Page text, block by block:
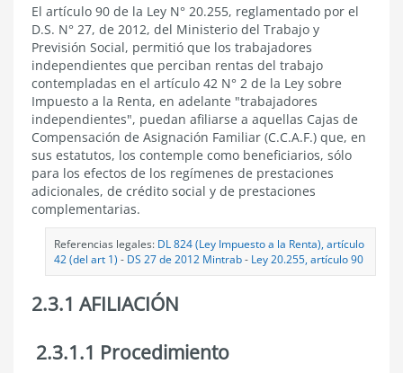
2.3
TÍTULO
III.
AFILIACIÓN
DE
TRABAJADORES
INDEPENDIENTES
El artículo 90 de la Ley N° 20.255, reglamentado por el
D.S. N° 27, de 2012, del Ministerio del Trabajo y
Previsión Social, permitió que los trabajadores
independientes que perciban rentas del trabajo
contempladas en el artículo 42 N° 2 de la Ley sobre
Impuesto a la Renta, en adelante "trabajadores
independientes", puedan afiliarse a aquellas Cajas de
Compensación de Asignación Familiar (C.C.A.F.) que, en
sus estatutos, los contemple como beneficiarios, sólo
para los efectos de los regímenes de prestaciones
adicionales, de crédito social y de prestaciones
complementarias.
Referencias legales: DL 824 (Ley Impuesto a la Renta), artículo
42 (del art 1) - DS 27 de 2012 Mintrab- Ley 20.255, artículo 90
2.3.1 AFILIACIÓN
2.3.1
AFILIACIÓN
2.3.1.1 Procedimiento